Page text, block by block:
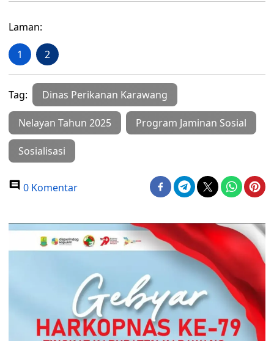
Laman:
1 2
Tag: Dinas Perikanan Karawang
Nelayan Tahun 2025 Program Jaminan Sosial
Sosialisasi
0 Komentar